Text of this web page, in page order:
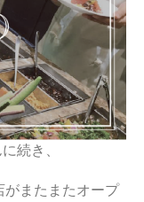
続き、
またまたオープ